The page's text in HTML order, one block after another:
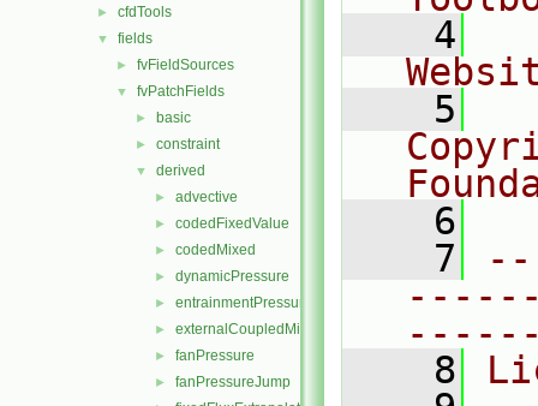
► cfdTools
▼ fields
► fvFieldSources
▼ fvPatchFields
► basic
► constraint
▼ derived
► advective
► codedFixedValue
► codedMixed
► dynamicPressure
► entrainmentPressure
► externalCoupledMixed
► fanPressure
► fanPressureJump
    4
    5
    6
    7
    8